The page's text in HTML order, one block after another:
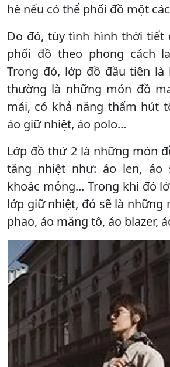
hè nếu có thể phối đồ một
Do đó, tùy tình hình thời tiết
phối đồ theo phong cách
Trong đó, lớp đồ đầu tiên là
thường là những món đồ
mái, có khả năng thấm hút
áo giữ nhiệt, áo polo...
Lớp đồ thứ 2 là những món
tăng nhiệt như: áo len, áo
khoác mỏng... Trong khi đó
lớp giữ nhiệt, đó sẽ là những
phao, áo măng tô, áo blazer,